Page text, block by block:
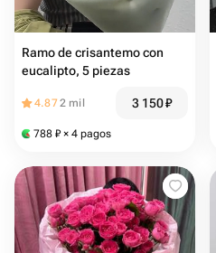
Ramo de crisantemo con
eucalipto, 5 piezas
4.872 mil 3 150₽
788 ₽ × 4 pagos